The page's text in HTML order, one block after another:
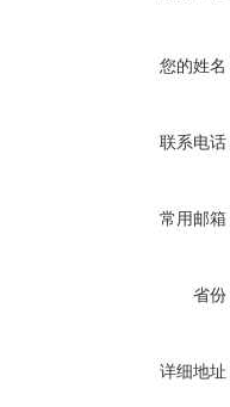
您的姓名
联系电话
常用邮箱
省份
详细地址